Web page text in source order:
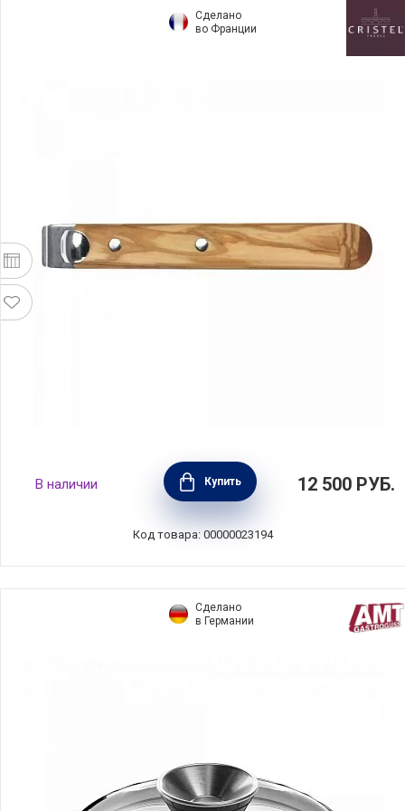
Сделано
во Франции
Съемная ручка длинная Casteline, цвет
оливковое дерево, материал нержавеющая
сталь + дерево, Cristel, Франция, PCXBO
В наличии Купить 12 500 РУБ.
Код товара: 00000023194
Сделано
в Германии